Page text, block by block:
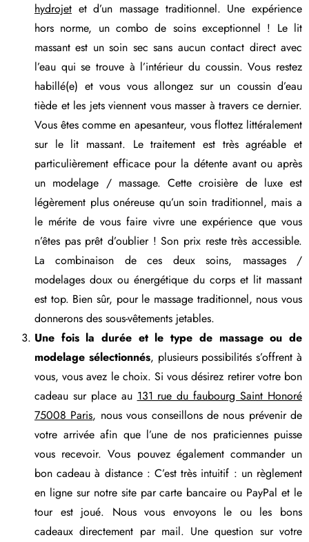
hydrojet et d’un massage traditionnel. Une expérience
hors norme, un combo de soins exceptionnel ! Le lit
massant est un soin sec sans aucun contact direct avec
l’eau qui se trouve à l’intérieur du coussin. Vous restez
habillé(e) et vous vous allongez sur un coussin d’eau
tiède et les jets viennent vous masser à travers ce dernier.
Vous êtes comme en apesanteur, vous flottez littéralement
sur le lit massant. Le traitement est très agréable et
particulièrement efficace pour la détente avant ou après
un modelage / massage. Cette croisière de luxe est
légèrement plus onéreuse qu’un soin traditionnel, mais a
le mérite de vous faire vivre une expérience que vous
n’êtes pas prêt d’oublier ! Son prix reste très accessible.
La combinaison de ces deux soins, massages /
modelages doux ou énergétique du corps et lit massant
est top. Bien sûr, pour le massage traditionnel, nous vous
donnerons des sous-vêtements jetables.
Une fois la durée et le type de massage ou de
modelage sélectionnés, plusieurs possibilités s’offrent à
vous, vous avez le choix. Si vous désirez retirer votre bon
cadeau sur place au 131 rue du faubourg Saint Honoré
75008 Paris, nous vous conseillons de nous prévenir de
votre arrivée afin que l’une de nos praticiennes puisse
vous recevoir. Vous pouvez également commander un
bon cadeau à distance : C’est très intuitif : un règlement
en ligne sur notre site par carte bancaire ou PayPal et le
tour est joué. Nous vous envoyons le ou les bons
cadeaux directement par mail. Une question sur votre